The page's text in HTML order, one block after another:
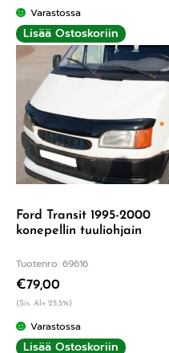
Varastossa
Lisää Ostoskoriin
Ford Transit 1995-2000
konepellin tuuliohjain
Tuotenro: 69616
€79,00
(Sis. Alv 25,5%)
Varastossa
Lisää Ostoskoriin